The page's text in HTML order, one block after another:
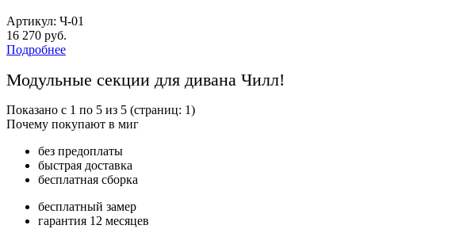
Артикул: Ч-01
16 270 руб.
Подробнее
Модульные секции для дивана Чилл!
Показано с 1 по 5 из 5 (страниц: 1)
Почему покупают в миг
без предоплаты
быстрая доставка
бесплатная сборка
бесплатный замер
гарантия 12 месяцев